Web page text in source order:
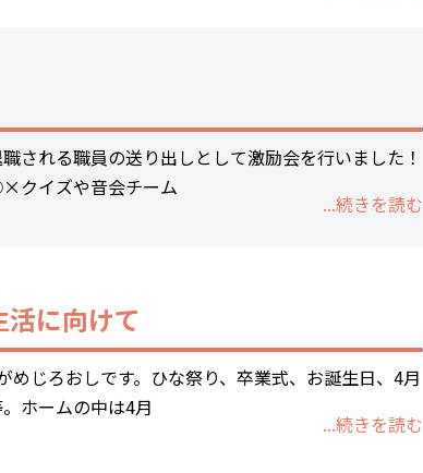
される職員の送り出しとして激励会を行いました！
クイズや音会チーム
...続きを読む
に向けて
めじろおしです。ひな祭り、卒業式、お誕生日、4月
ホームの中は4月
...続きを読む